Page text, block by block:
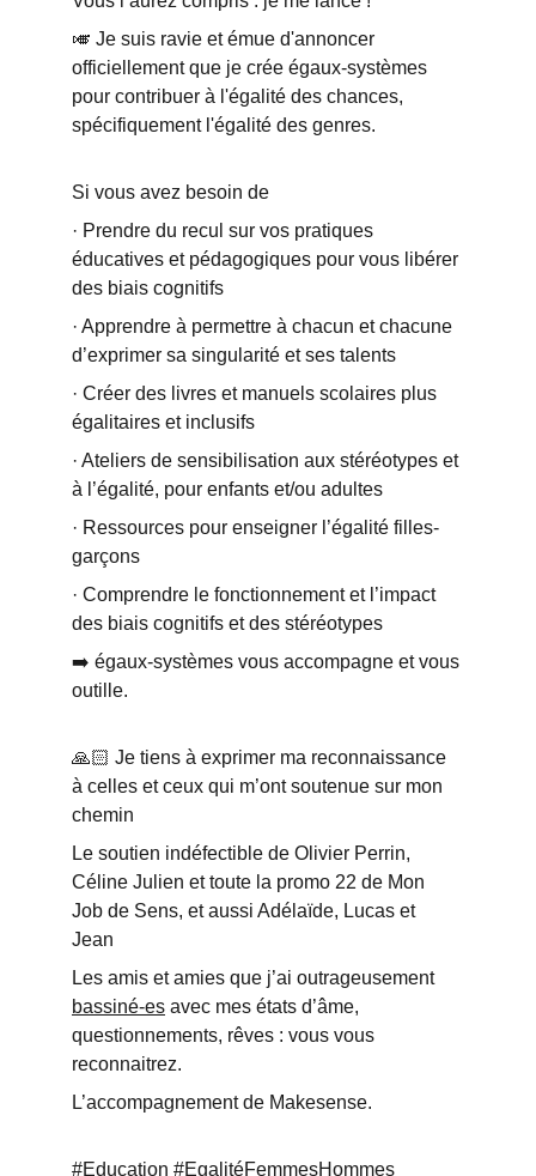
🎺 Je suis ravie et émue d'annoncer
officiellement que je crée égaux-systèmes
pour contribuer à l'égalité des chances,
spécifiquement l'égalité des genres.
Si vous avez besoin de
· Prendre du recul sur vos pratiques
éducatives et pédagogiques pour vous libérer
des biais cognitifs
· Apprendre à permettre à chacun et chacune
d’exprimer sa singularité et ses talents
· Créer des livres et manuels scolaires plus
égalitaires et inclusifs
· Ateliers de sensibilisation aux stéréotypes et
à l’égalité, pour enfants et/ou adultes
· Ressources pour enseigner l’égalité filles-
garçons
· Comprendre le fonctionnement et l’impact
des biais cognitifs et des stéréotypes
➡️ égaux-systèmes vous accompagne et vous
outille.
🙏🏻 Je tiens à exprimer ma reconnaissance
à celles et ceux qui m’ont soutenue sur mon
chemin
Le soutien indéfectible de Olivier Perrin,
Céline Julien et toute la promo 22 de Mon
Job de Sens, et aussi Adélaïde, Lucas et
Jean
Les amis et amies que j’ai outrageusement
bassiné-es avec mes états d’âme,
questionnements, rêves : vous vous
reconnaitrez.
L’accompagnement de Makesense.
#Education #EgalitéFemmesHommes